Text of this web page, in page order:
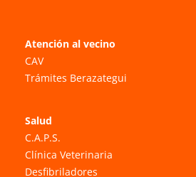
Atención al vecino
CAV
Trámites Berazategui
Salud
C.A.P.S.
Clínica Veterinaria
Desfibriladores